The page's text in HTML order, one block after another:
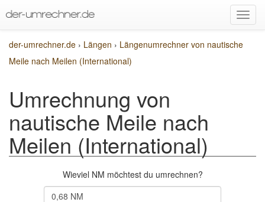
der-umrechner.de › Längen › Längenumrechner von nautische
Meile nach Meilen (International)
Umrechnung von
nautische Meile nach
Meilen (International)
Wieviel NM möchtest du umrechnen?